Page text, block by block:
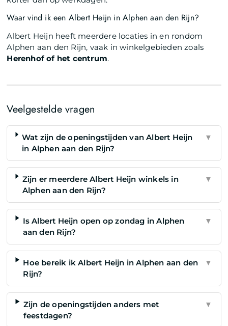
Waar vind ik een Albert Heijn in Alphen aan den Rijn?
Albert Heijn heeft meerdere locaties in en rondom
Alphen aan den Rijn, vaak in winkelgebieden zoals
Herenhof of het centrum.
Veelgestelde vragen
Wat zijn de openingstijden van Albert Heijn
in Alphen aan den Rijn?
▼
Zijn er meerdere Albert Heijn winkels in
Alphen aan den Rijn?
▼
Is Albert Heijn open op zondag in Alphen
aan den Rijn?
▼
Hoe bereik ik Albert Heijn in Alphen aan den
Rijn?
▼
Zijn de openingstijden anders met
feestdagen?
▼